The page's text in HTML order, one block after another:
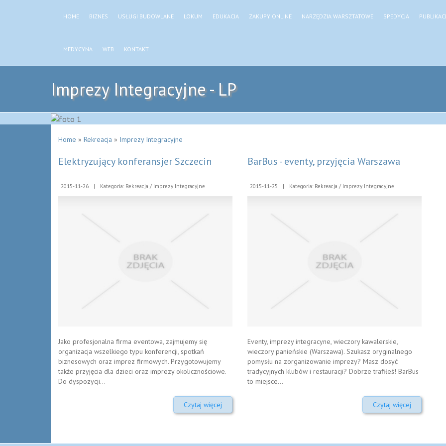
HOME BIZNES USŁUGI BUDOWLANE LOKUM EDUKACJA ZAKUPY ONLINE NARZĘDZIA WARSZTATOWE SPEDYCJA
MEDYCYNA WEB KONTAKT
Imprezy Integracyjne - LP
Home » Rekreacja » Imprezy Integracyjne
Elektryzujący konferansjer Szczecin
2015-11-26 | Kategoria: Rekreacja / Imprezy Integracyjne
Jako profesjonalna firma eventowa, zajmujemy się
organizacja wszelkiego typu konferencji, spotkań
biznesowych oraz imprez firmowych. Przygotowujemy
także przyjęcia dla dzieci oraz imprezy okolicznościowe.
Do dyspozycji...
Czytaj więcej
BarBus - eventy, przyjęcia Warszawa
2015-11-25 | Kategoria: Rekreacja / Imprezy Integracyjne
Eventy, imprezy integracyne, wieczory kawalerskie,
wieczory panieńskie (Warszawa). Szukasz oryginalnego
pomysłu na zorganizowanie imprezy? Masz dosyć
tradycyjnych klubów i restauracji? Dobrze trafiłeś! BarBus
to miejsce...
Czytaj więcej